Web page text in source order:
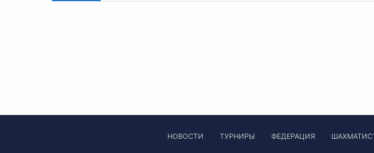
НОВОСТИ ТУРНИРЫ ФЕДЕРАЦИЯ